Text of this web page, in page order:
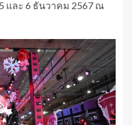
และ 6 ธันวาคม 2567 ณ